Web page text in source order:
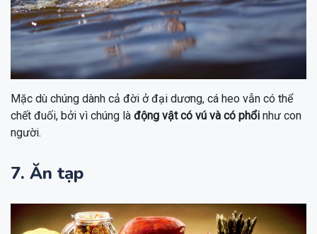
Mặc dù chúng dành cả đời ở đại dương, cá heo vẫn có thể
chết đuối, bởi vì chúng là động vật có vú và có phổi như con
người.
7. Ăn tạp